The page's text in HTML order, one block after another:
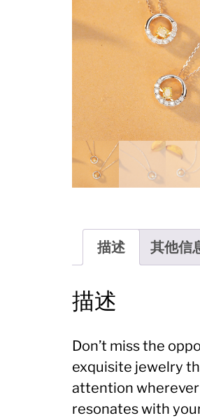
描述 其他信
描述
Don’t miss the
exquisite jewelry
attention
resonates with